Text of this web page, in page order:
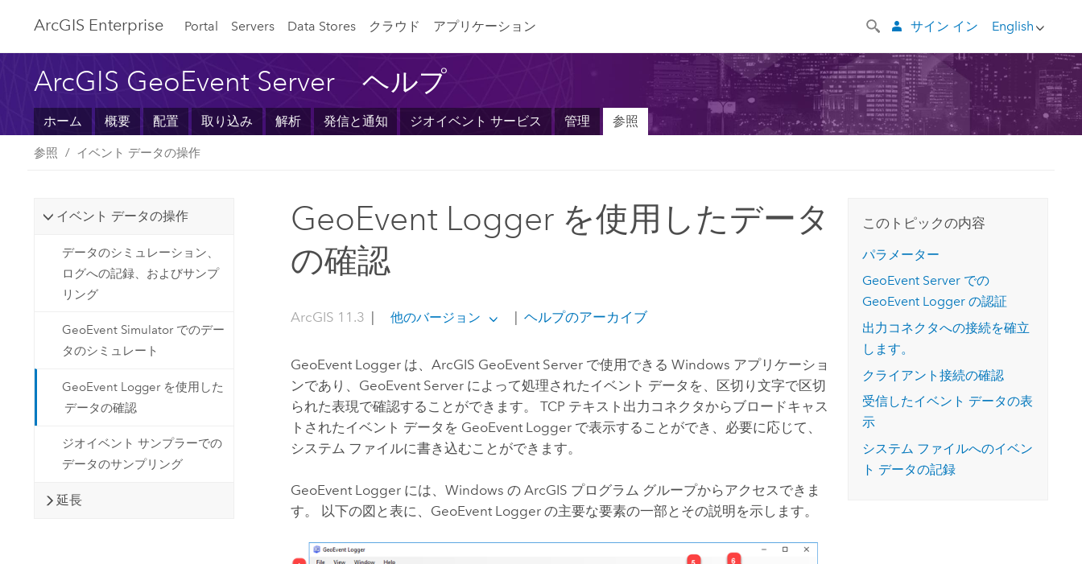
ArcGIS Enterprise Portal Servers Data Stores クラウド アプリケーション English
サイン イン
ArcGIS GeoEvent Server ヘルプ
ホーム 概要 配置 取り込み 解析 発信と通知 ジオイベント サービス 管理 参照
参照 イベント データの操作
イベント データの操作
データのシミュレーション、
ログへの記録、およびサンプ
リング
GeoEvent Simulator でのデー
タのシミュレート
GeoEvent Logger を使用した
データの確認
ジオイベント サンプラーでの
データのサンプリング
延長
GeoEvent Logger を使用したデータ
の確認
ArcGIS 11.3 | 他のバージョン | ヘルプのアーカイブ
GeoEvent Logger は、ArcGIS GeoEvent Server で使用できるWindows アプリケーショ
ンであり、 GeoEvent Server によって処理されたイベント データを、区切り文字で区切
られた表現で確認することができます。 TCP テキスト出力コネクタからブロードキャス
トされたイベント データを GeoEvent Logger で表示することができ、必要に応じて、
システム ファイルに書き込むことができます。
GeoEvent Logger には、Windows の ArcGIS プログラム グループからアクセスできま
す。 以下の図と表に、GeoEvent Logger の主要な要素の一部とその説明を示します。
このトピックの内容
パラメーター
GeoEvent Server での
GeoEvent Logger の認証
出力コネクタへの接続を確立
します。
クライアント接続の確認
受信したイベント データの表
示
システム ファイルへのイベン
ト データの記録